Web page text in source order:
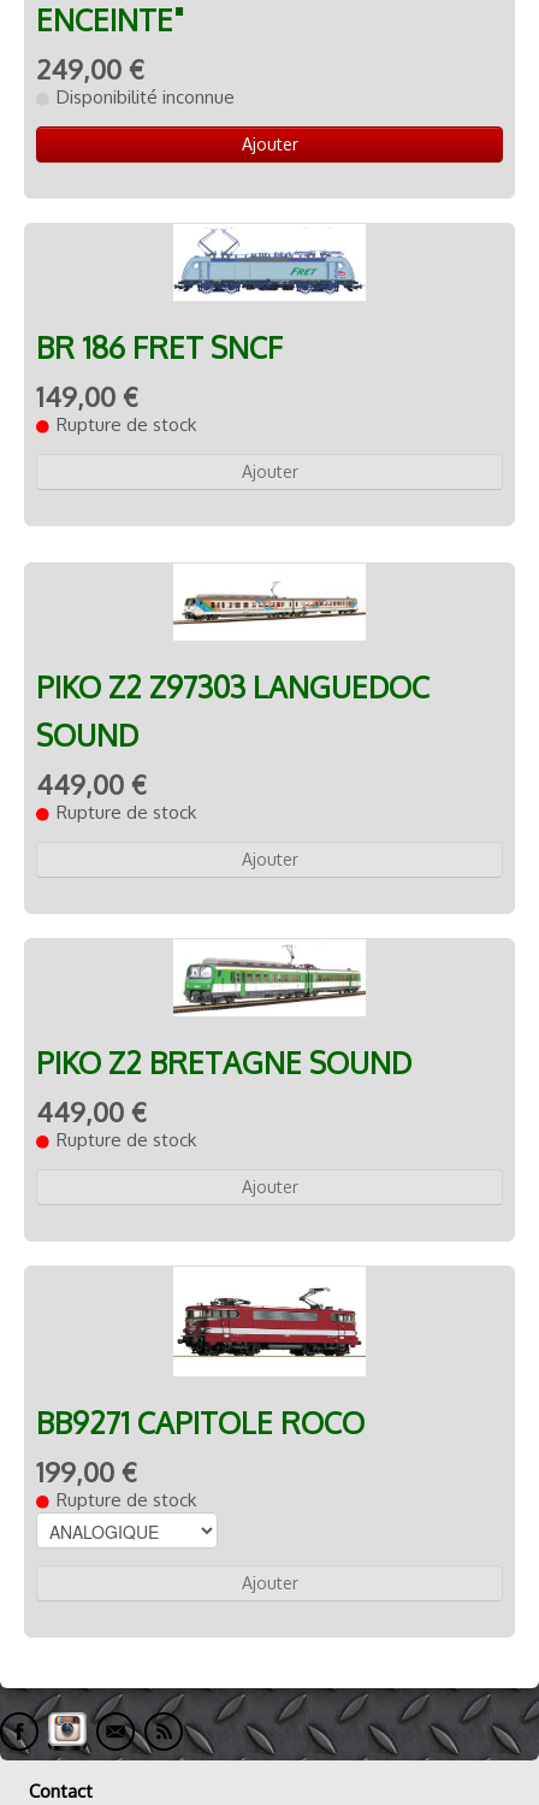
ENCEINTE"
249,00 €
Disponibilité inconnue
Ajouter
BR 186 FRET SNCF
149,00 €
Rupture de stock
Ajouter
PIKO Z2 Z97303 LANGUEDOC
SOUND
449,00 €
Rupture de stock
Ajouter
PIKO Z2 BRETAGNE SOUND
449,00 €
Rupture de stock
Ajouter
BB9271 CAPITOLE ROCO
199,00 €
Rupture de stock
Ajouter
Contact